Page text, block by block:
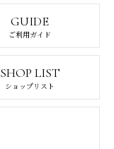
GUIDE
ご利用ガイド
SHOP LIST
ショップリスト